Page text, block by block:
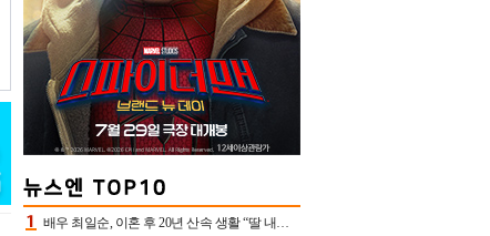
배우 최일순, 이혼 후 20년 산속 생활 “딸 내가 버렸다고 원망‥맘 아파”(특종)[어제TV]